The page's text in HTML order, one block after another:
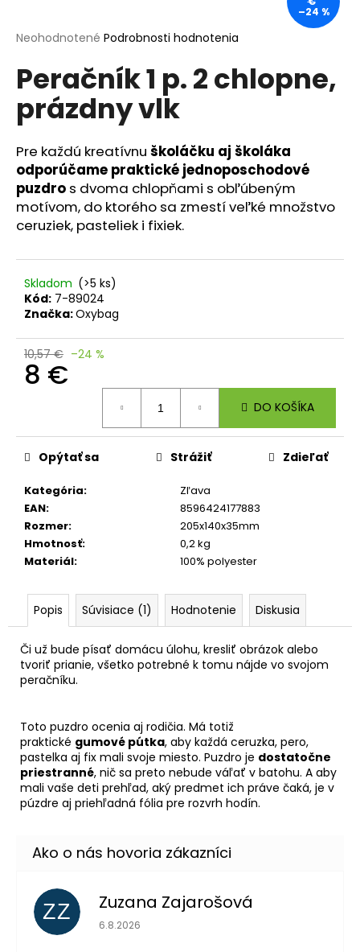
Priemerné
produktu
je
5
hviezdičiek.
Neohodnotené Podrobnosti hodnotenia
Peračník 1 p. 2 chlopne,
prázdny vlk
Pre každú kreatívnu školáčku aj školáka
odporúčame praktické jednoposchodové
puzdro s dvoma chlopňami s obľúbeným
motívom, do ktorého sa zmestí veľké množstvo
ceruziek, pasteliek i fixiek.
Skladom (>5 ks)
Kód: 7-89024
Značka:Oxybag
10,57 € –24 %
8 €
DO KOŠÍKA
Kategória:
Zľava
EAN:
8596424177883
Rozmer:
205x140x35mm
Hmotnosť:
0,2 kg
Materiál: 100% polyester
Opýtať sa Strážiť Zdieľať
–24 %
Popis Súvisiace (1) Hodnotenie Diskusia
Či už bude písať domácu úlohu, kresliť obrázok alebo
tvoriť prianie, všetko potrebné k tomu nájde vo svojom
peračníku.
Toto puzdro ocenia aj rodičia. Má totiž
praktické gumové pútka, aby každá ceruzka, pero,
pastelka aj fix mali svoje miesto. Puzdro je dostatočne
priestranné, nič sa preto nebude váľať v batohu. A aby
mali vaše deti prehľad, aký predmet ich práve čaká, je v
púzdre aj priehľadná fólia pre rozvrh hodín.
ZZ Zuzana Zajarošová
Hodnotenie obchodu je 5 z 5 hviezdičiek.
6.8.2026
j
s
ť
?
HĽADAŤ
O
d
p
o
ú
č
a
ŠTUDENTSKÝ
OXY
SCOOLER
SMILEY
WORLD
57,96
€